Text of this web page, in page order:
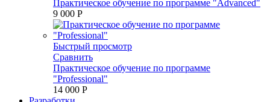
Практическое обучение по программе "Advanced"
9 000 P
Быстрый просмотр
Сравнить
Практическое обучение по программе
"Professional"
14 000 P